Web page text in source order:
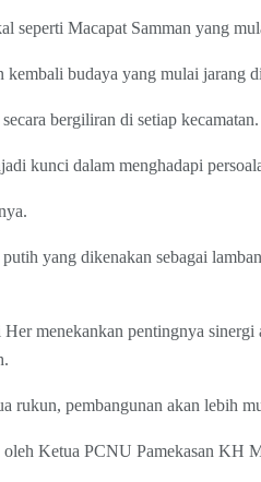
seperti Macapat Samman yang
budaya yang mulai jarang
bergiliran di setiap kecamatan.
kunci dalam menghadapi
yang dikenakan sebagai
menekankan pentingnya sinergi
rukun, pembangunan akan lebih
Ketua PCNU Pamekasan KH